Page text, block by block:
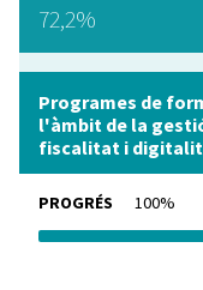
72,2%
Programes de
l'àmbit de la
fiscalitat i
PROGRÉS 100%